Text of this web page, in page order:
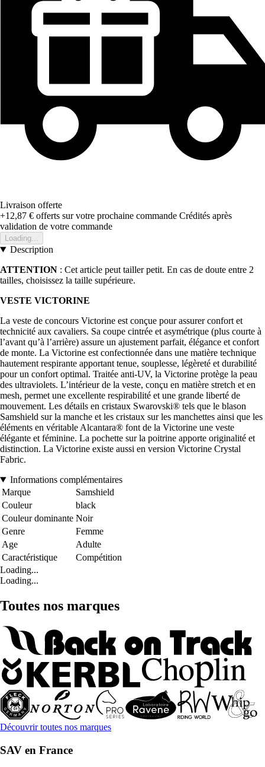
Livraison offerte
+12,87 € offerts sur votre prochaine commande Crédités après
validation de votre commande
Loading...
Description
ATTENTION : Cet article peut tailler petit. En cas de doute entre 2
tailles, choisissez la taille supérieure.
VESTE VICTORINE
La veste de concours Victorine est conçue pour assurer confort et
technicité aux cavaliers. Sa coupe cintrée et asymétrique (plus courte à
l’avant qu’à l’arrière) assure un ajustement parfait, élégance et confort
de monte. La Victorine est confectionnée dans une matière technique
hautement respirante apportant tenue, souplesse, légèreté et durabilité
pour un confort optimal. Traitée anti-UV, la Victorine protège la peau
des ultraviolets. L’intérieur de la veste, conçu en matière stretch et en
mesh, permet une excellente respirabilité et une grande liberté de
mouvement. Les détails en cristaux Swarovski® tels que le blason
Samshield sur la manche et les cristaux sur les manchettes ainsi que les
éléments en véritable Alcantara® font de la Victorine une veste
élégante et féminine. La pochette sur la poitrine apporte originalité et
distinction. La Victorine existe aussi en version Victorine Crystal
Fabric.
Informations complémentaires
Marque
Samshield
Couleur
black
Couleur dominante Noir
Genre
Femme
Age
Adulte
Caractéristique
Compétition
Loading...
Loading...
Toutes nos marques
Découvrir toutes nos marques
SAV en France